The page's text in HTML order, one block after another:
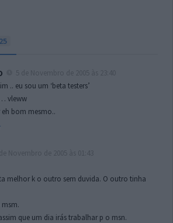
25
.. eu sou um ‘beta testers’
vleww
eh bom mesmo..
melhor k o outro sem duvida. O outro tinha
que um dia irás trabalhar p o msn.